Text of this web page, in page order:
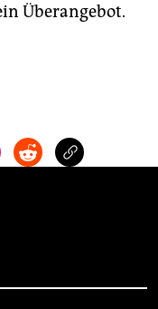
Überangebot.